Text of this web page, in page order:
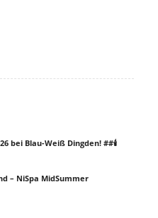
bei Blau-Weiß Dingden! ##🕯️
– NiSpa MidSummer